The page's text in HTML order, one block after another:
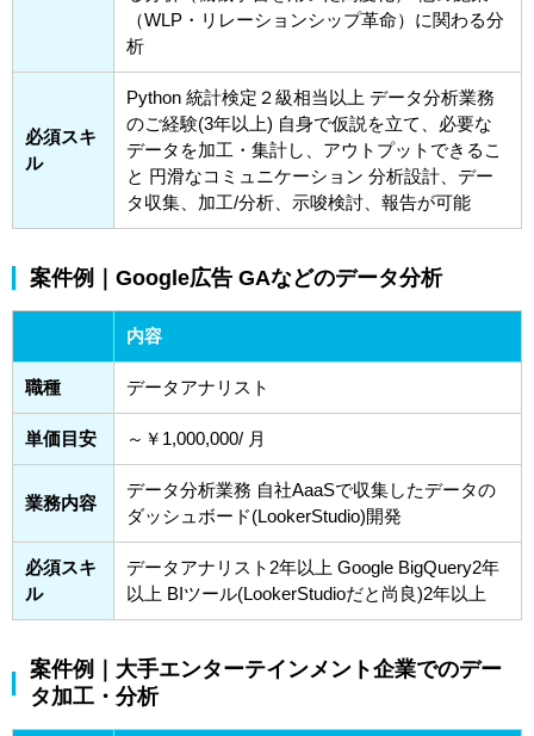
（WLP・リレーションシップ革命）に関わる分
析
必須スキ
ル
Python 統計検定２級相当以上 データ分析業務
のご経験(3年以上) 自身で仮説を立て、必要な
データを加工・集計し、アウトプットできるこ
と 円滑なコミュニケーション 分析設計、デー
タ収集、加工/分析、示唆検討、報告が可能
案件例｜Google広告 GAなどのデータ分析
内容
職種 データアナリスト
単価目安 ～￥1,000,000/ 月
業務内容
データ分析業務 自社AaaSで収集したデータの
ダッシュボード(LookerStudio)開発
必須スキ
ル
データアナリスト2年以上 Google BigQuery2年
以上 BIツール(LookerStudioだと尚良)2年以上
案件例｜大手エンターテインメント企業でのデー
タ加工・分析